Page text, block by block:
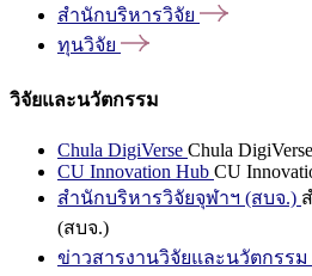
สำนักบริหารวิจัย
ทุนวิจัย
วิจัยและนวัตกรรม
Chula DigiVerse Chula DigiVerse
CU Innovation Hub CU
สำนักบริหารวิจัยจุฬาฯ (สบจ.)
(สบจ.)
ข่าวสารงานวิจัยและนวัตกรรม